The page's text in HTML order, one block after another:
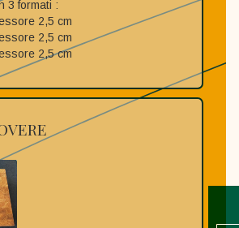
3 formati :
2,5 cm
2,5 cm
2,5 cm